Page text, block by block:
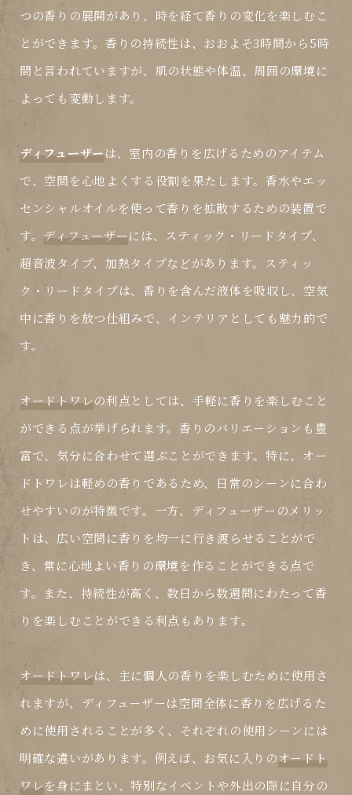
つの香りの展開があり、時を経て香りの変化を楽しむこ
とができます。香りの持続性は、おおよそ3時間から5時
間と言われていますが、肌の状態や体温、周囲の環境に
よっても変動します。
ディフューザーは、室内の香りを広げるためのアイテム
で、空間を心地よくする役割を果たします。香水やエッ
センシャルオイルを使って香りを拡散するための装置で
す。 ディフューザーには、スティック・リードタイプ、
超音波タイプ、加熱タイプなどがあります。スティッ
ク・リードタイプは、香りを含んだ液体を吸収し、空気
中に香りを放つ仕組みで、インテリアとしても魅力的で
す。
オードトワレの利点としては、手軽に香りを楽しむこと
ができる点が挙げられます。香りのバリエーションも豊
富で、気分に合わせて選ぶことができます。特に、オー
ドトワレは軽めの香りであるため、日常のシーンに合わ
せやすいのが特徴です。一方、
ディフューザーのメリッ
トは、広い空間に香りを均一に行き渡らせることがで
き、常に心地よい香りの環境を作ることができる点で
す。また、持続性が高く、数日から数週間にわたって香
りを楽しむことができる利点もあります。
オードトワレは、主に個人の香りを楽しむために使用さ
れますが、
ディフューザーは空間全体に香りを広げるた
めに使用されることが多く、それぞれの使用シーンには
明確な違いがあります。例えば、お気に入りのオードト
ワレを身にまとい、特別なイベントや外出の際に自分の